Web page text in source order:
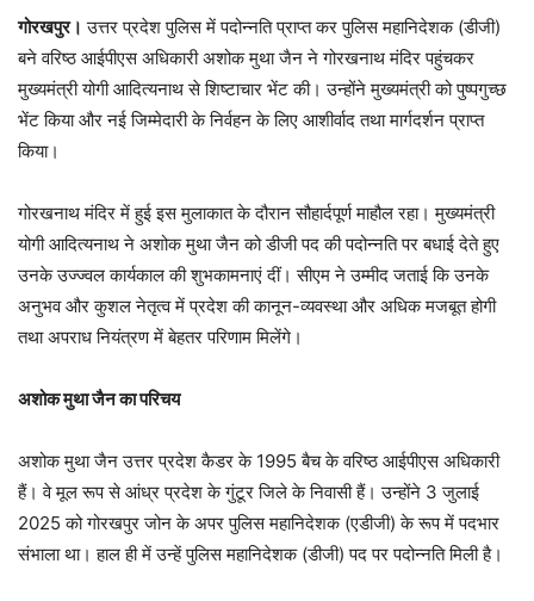
गोरखपुर। उत्तर प्रदेश पुलिस में पदोन्नति प्राप्त कर पुलिस महानिदेशक (डीजी)
बने वरिष्ठ आईपीएस अधिकारी अशोक मुथा जैन ने गोरखनाथ मंदिर पहुंचकर
मुख्यमंत्री योगी आदित्यनाथ से शिष्टाचार भेंट की। उन्होंने मुख्यमंत्री को पुष्पगुच्छ
भेंट किया और नई जिम्मेदारी के निर्वहन के लिए आशीर्वाद तथा मार्गदर्शन प्राप्त
किया।
गोरखनाथ मंदिर में हुई इस मुलाकात के दौरान सौहार्दपूर्ण माहौल रहा। मुख्यमंत्री
योगी आदित्यनाथ ने अशोक मुथा जैन को डीजी पद की पदोन्नति पर बधाई देते हुए
उनके उज्ज्वल कार्यकाल की शुभकामनाएं दीं। सीएम ने उम्मीद जताई कि उनके
अनुभव और कुशल नेतृत्व में प्रदेश की कानून-व्यवस्था और अधिक मजबूत होगी
तथा अपराध नियंत्रण में बेहतर परिणाम मिलेंगे।
अशोक मुथा जैन का परिचय
अशोक मुथा जैन उत्तर प्रदेश कैडर के 1995 बैच के वरिष्ठ आईपीएस अधिकारी
हैं। वे मूल रूप से आंध्र प्रदेश के गुंटूर जिले के निवासी हैं। उन्होंने 3 जुलाई
2025 को गोरखपुर जोन के अपर पुलिस महानिदेशक (एडीजी) के रूप में पदभार
संभाला था। हाल ही में उन्हें पुलिस महानिदेशक (डीजी) पद पर पदोन्नति मिली है।